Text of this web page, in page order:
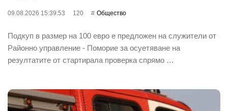
09.08.2026 15:39:53 120 Общество
Подкуп в размер на 100 евро е предложен на служители от
Районно управление - Поморие за осуетяване на
резултатите от стартирала проверка спрямо …